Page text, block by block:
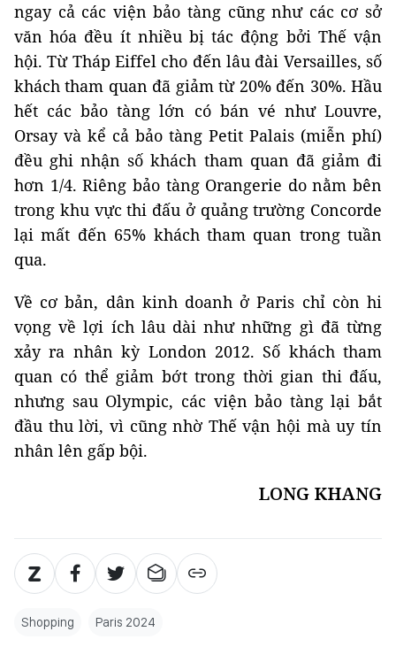
ngay cả các viện bảo tàng cũng như các cơ sở
văn hóa đều ít nhiều bị tác động bởi Thế vận
hội. Từ Tháp Eiffel cho đến lâu đài Versailles, số
khách tham quan đã giảm từ 20% đến 30%. Hầu
hết các bảo tàng lớn có bán vé như Louvre,
Orsay và kể cả bảo tàng Petit Palais (miễn phí)
đều ghi nhận số khách tham quan đã giảm đi
hơn 1/4. Riêng bảo tàng Orangerie do nằm bên
trong khu vực thi đấu ở quảng trường Concorde
lại mất đến 65% khách tham quan trong tuần
qua.
Về cơ bản, dân kinh doanh ở Paris chỉ còn hi
vọng về lợi ích lâu dài như những gì đã từng
xảy ra nhân kỳ London 2012. Số khách tham
quan có thể giảm bớt trong thời gian thi đấu,
nhưng sau Olympic, các viện bảo tàng lại bắt
đầu thu lời, vì cũng nhờ Thế vận hội mà uy tín
nhân lên gấp bội.
LONG KHANG
Shopping Paris 2024